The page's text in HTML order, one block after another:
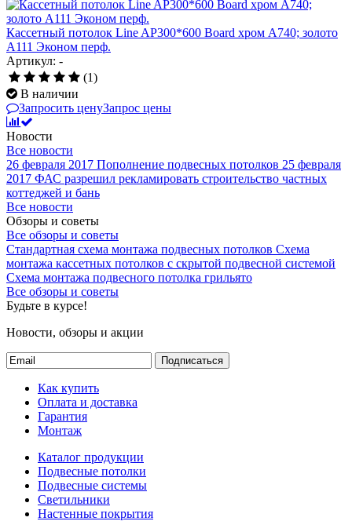
Кассетный потолок Line AP300*600 Board хром А740; золото
А111 Эконом перф.
Артикул: -
(1)
В наличии
Запросить ценуЗапрос цены
Новости
Все новости
26 февраля 2017 Пополнение подвесных потолков 25 февраля
2017 ФАС разрешил рекламировать строительство частных
коттеджей и бань
Все новости
Обзоры и советы
Все обзоры и советы
Стандартная схема монтажа подвесных потолков Схема
монтажа кассетных потолков с скрытой подвесной системой
Схема монтажа подвесного потолка грильято
Все обзоры и советы
Будьте в курсе!
Новости, обзоры и акции
Подписаться
Как купить
Оплата и доставка
Гарантия
Монтаж
Каталог продукции
Подвесные потолки
Подвесные системы
Светильники
Настенные покрытия